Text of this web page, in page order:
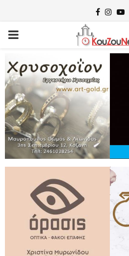
Facebook
PRIMARY
MENU